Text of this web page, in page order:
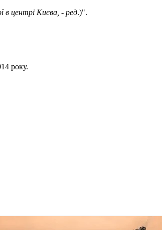
в центрі Києва, - ред.)".
року.